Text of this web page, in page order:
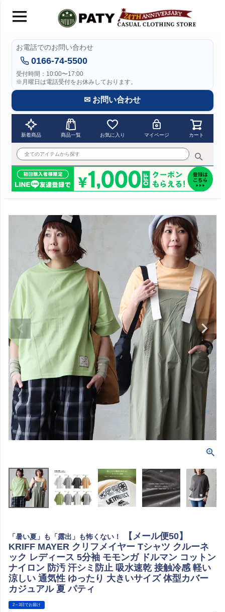
お電話でのお問い合わせ
0166-74-5500
受付時間：10:00〜17:00
※月曜日は電話受付をお休みしております。
✉ お問い合わせ
新着商品 商品一覧 お気に入り マイページ カート
「暑い夏」も「露出」も怖くない！
【メール便50】
KRIFF MAYER クリフメイヤー Tシャツ クルーネ
ック レディース 5分袖 モモンガ ドルマン コットン
ナイロン 防汚 汗シミ防止 吸水速乾 接触冷感 軽い
涼しい 通気性 ゆったり 大きいサイズ 体型カバー
カジュアル 夏 パティ
2～3日でお届け